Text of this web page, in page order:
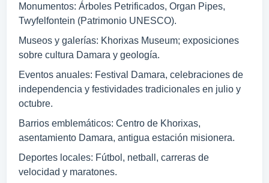
Monumentos: Árboles Petrificados, Organ Pipes,
Twyfelfontein (Patrimonio UNESCO).
Museos y galerías: Khorixas Museum; exposiciones
sobre cultura Damara y geología.
Eventos anuales: Festival Damara, celebraciones de
independencia y festividades tradicionales en julio y
octubre.
Barrios emblemáticos: Centro de Khorixas,
asentamiento Damara, antigua estación misionera.
Deportes locales: Fútbol, netball, carreras de
velocidad y maratones.